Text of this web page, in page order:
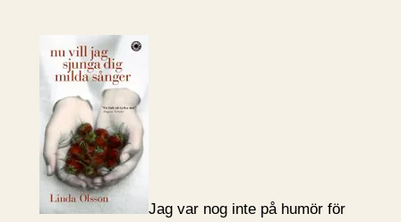
Jag var nog inte på humör för